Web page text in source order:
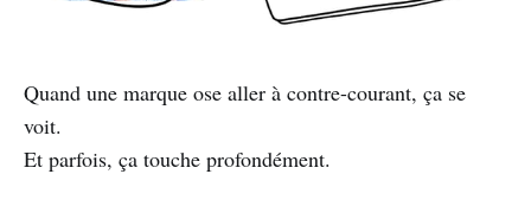
Quand une marque ose aller à contre-courant, ça se
voit.
Et parfois, ça touche profondément.